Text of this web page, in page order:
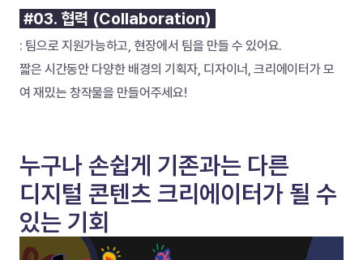
#03. 협력 (Collaboration)
: 팀으로 지원가능하고, 현장에서 팀을 만들 수 있어요.
짧은 시간동안 다양한 배경의 기획자, 디자이너, 크리에이터가 모
여 재밌는 창작물을 만들어주세요!
누구나 손쉽게 기존과는 다른
디지털 콘텐츠 크리에이터가 될 수
있는 기회